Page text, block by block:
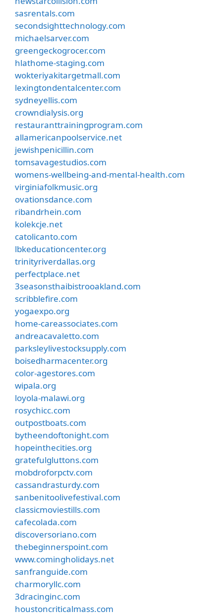
sasrentals.com
secondsighttechnology.com
michaelsarver.com
greengeckogrocer.com
hlathome-staging.com
wokteriyakitargetmall.com
lexingtondentalcenter.com
sydneyellis.com
crowndialysis.org
restauranttrainingprogram.com
allamericanpoolservice.net
jewishpenicillin.com
tomsavagestudios.com
womens-wellbeing-and-mental-health.com
virginiafolkmusic.org
ovationsdance.com
ribandrhein.com
kolekcje.net
catolicanto.com
lbkeducationcenter.org
trinityriverdallas.org
perfectplace.net
3seasonsthaibistrooakland.com
scribblefire.com
yogaexpo.org
home-careassociates.com
andreacavaletto.com
parksleylivestocksupply.com
boisedharmacenter.org
color-agestores.com
wipala.org
loyola-malawi.org
rosychicc.com
outpostboats.com
bytheendoftonight.com
hopeinthecities.org
gratefulgluttons.com
mobdroforpctv.com
cassandrasturdy.com
sanbenitoolivefestival.com
classicmoviestills.com
cafecolada.com
discoversoriano.com
thebeginnerspoint.com
www.comingholidays.net
sanfranguide.com
charmoryllc.com
3dracinginc.com
houstoncriticalmass.com